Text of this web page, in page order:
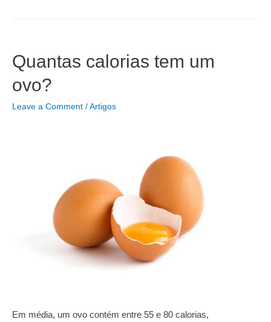
saudável
(As
melhores
Quantas calorias tem um
ovo?
Leave a Comment /Artigos
Em média, um ovo contém entre 55 e 80 calorias,